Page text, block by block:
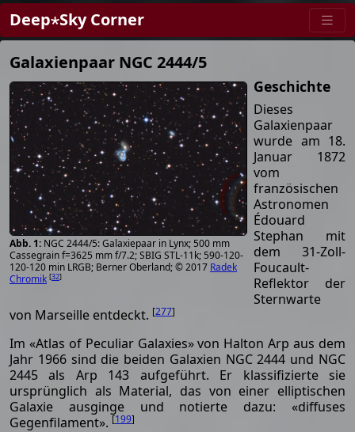
Deep⋆Sky Corner
Galaxienpaar NGC 2444/5
NGC 2444/5: Galaxiepaar in Lynx; 500 mm
Cassegrain f=3625 mm f/7.2; SBIG STL-11k; 590-120-
120-120 min LRGB; Berner Oberland; © 2017 Radek
Chromik [32]
Geschichte
Dieses
Galaxienpaar
wurde am 18.
Januar 1872
vom
französischen
Astronomen
Édouard
Stephan mit
dem 31-Zoll-
Foucault-
Reflektor der
Sternwarte
von Marseille entdeckt. [277]
Im «Atlas of Peculiar Galaxies» von Halton Arp aus dem
Jahr 1966 sind die beiden Galaxien NGC 2444 und NGC
2445 als Arp 143 aufgeführt. Er klassifizierte sie
ursprünglich als Material, das von einer elliptischen
Galaxie ausginge und notierte dazu: «diffuses
Gegenfilament». [199]